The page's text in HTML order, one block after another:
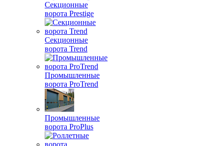
Секционные
ворота Prestige
Секционные
ворота Trend
Промышленные
ворота ProTrend
Промышленные
ворота ProPlus